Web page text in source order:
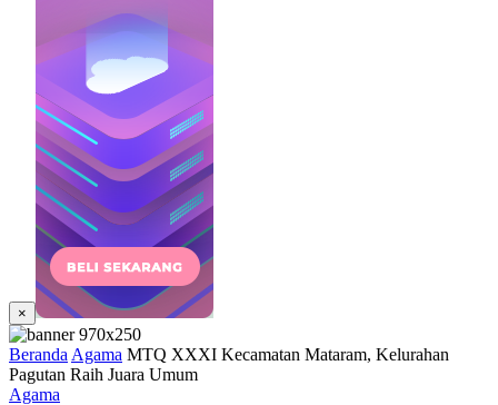
×
Beranda Agama MTQ XXXI Kecamatan Mataram, Kelurahan
Pagutan Raih Juara Umum
Agama